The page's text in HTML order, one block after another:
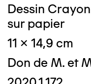
Dessin
sur papier
11 x 14,9 cm
Don de M. et